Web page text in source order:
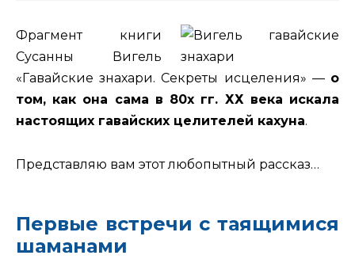
Фрагмент книги
Сусанны Вигель
«Гавайские знахари. Секреты исцеления» — о
том, как она сама в 80х гг. ХХ века искала
настоящих гавайских целителей кахуна.
Представляю вам этот любопытный рассказ…
Первые встречи с таящимися
шаманами